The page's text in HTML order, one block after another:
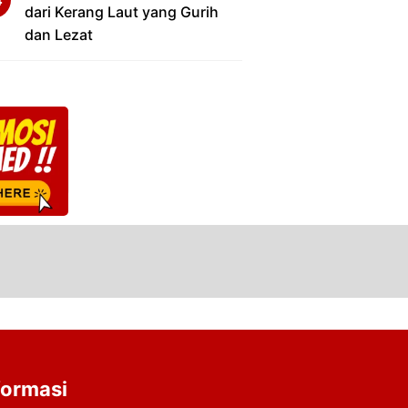
dari Kerang Laut yang Gurih
dan Lezat